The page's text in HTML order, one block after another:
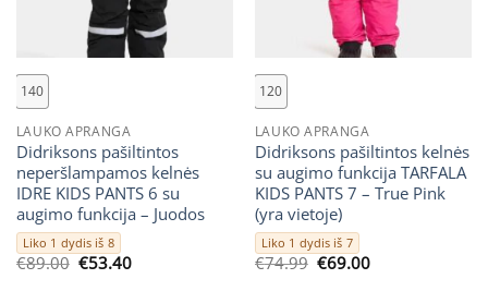
140
LAUKO APRANGA
Didriksons pašiltintos
neperšlampamos kelnės
IDRE KIDS PANTS 6 su
augimo funkcija – Juodos
Liko 1 dydis iš 8
€89.00 Original
€53.40Current
120
LAUKO APRANGA
Didriksons pašiltintos kelnės
su augimo funkcija TARFALA
KIDS PANTS 7 – True Pink
(yra vietoje)
Liko 1 dydis iš 7
€74.99 Original
€69.00Current